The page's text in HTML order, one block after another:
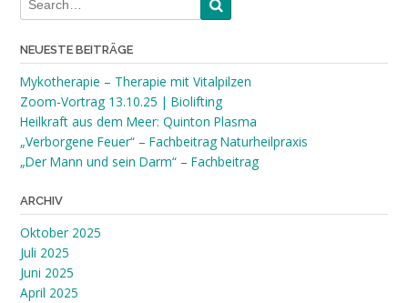
NEUESTE BEITRÄGE
Mykotherapie – Therapie mit Vitalpilzen
Zoom-Vortrag 13.10.25 | Biolifting
Heilkraft aus dem Meer: Quinton Plasma
„Verborgene Feuer“ – Fachbeitrag Naturheilpraxis
„Der Mann und sein Darm“ – Fachbeitrag
ARCHIV
Oktober 2025
Juli 2025
Juni 2025
April 2025